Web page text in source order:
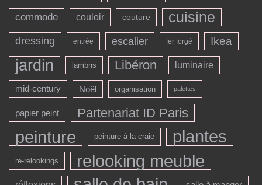
commode couloir couture cuisine
dressing entrée escalier fer forgé Ikea
jardin lambris Libéron luminaire
mid-century Noël organisation palettes
papier peint Partenariat ID Paris
peinture peinture à la craie plantes
re-relookings relooking meuble